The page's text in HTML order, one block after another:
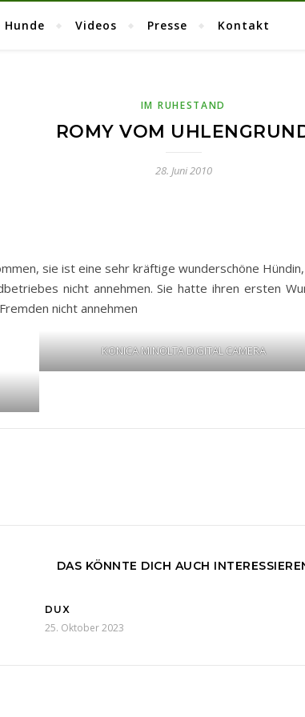
Hunde Videos Presse Kontakt
IM RUHESTAND
ROMY VOM
28. Juni 2010
sie ist eine sehr kräftige wunderschöne
nicht annehmen. Sie hatte ihren ersten
nicht annehmen
KONICA MINOLTA DIGITAL CAMERA
DAS KÖNNTE DICH AUCH
DUX
25. Oktober 2023